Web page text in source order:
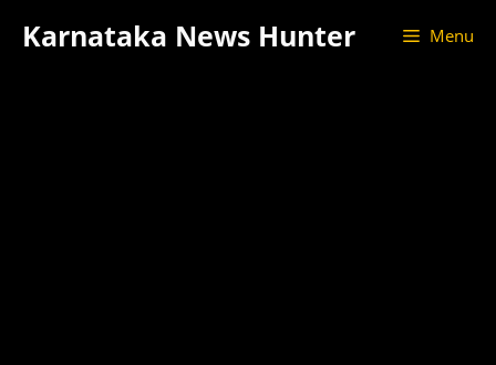
Karnataka News Hunter Menu